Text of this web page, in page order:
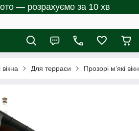
— розрахуємо за 10 хв
Для терраси Прозорі м’які